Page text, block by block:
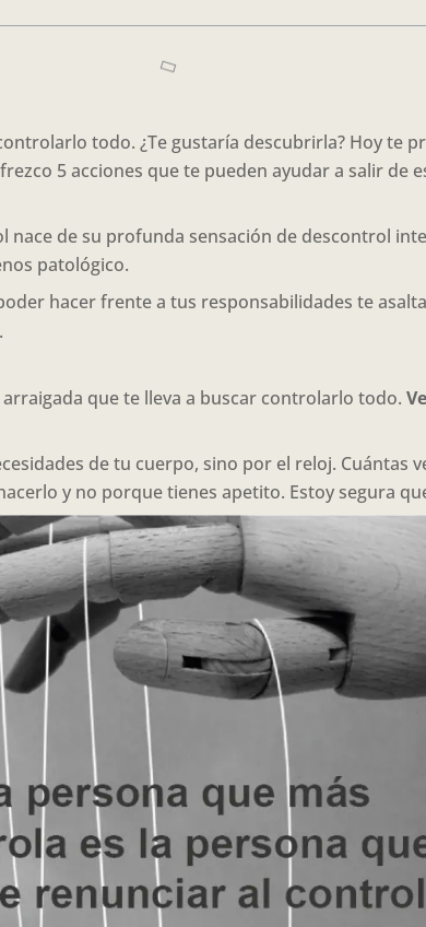
todo. ¿Te gustaría descubrirla? Hoy te
5 acciones que te pueden ayudar a salir de
de su profunda sensación de descontrol
patológico.
hacer frente a tus responsabilidades te
que te lleva a buscar controlarlo todo.
de tu cuerpo, sino por el reloj. Cuántas
y no porque tienes apetito. Estoy segura